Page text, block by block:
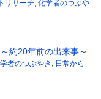
リサーチ 化学者のつぶや
約20年前の出来事～
者のつぶやき 日常から